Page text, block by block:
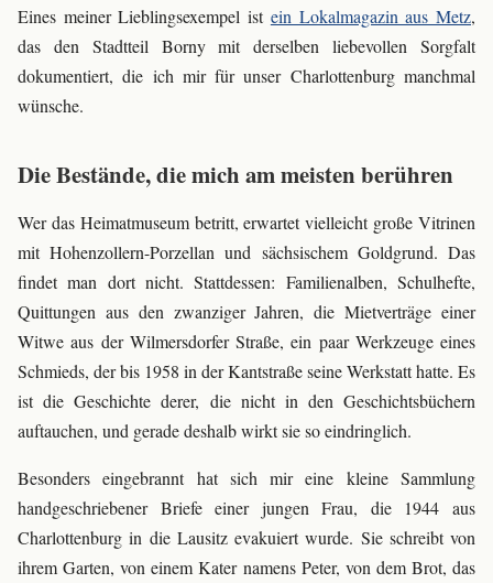
Eines meiner Lieblingsexempel ist ein Lokalmagazin aus Metz,
das den Stadtteil Borny mit derselben liebevollen Sorgfalt
dokumentiert, die ich mir für unser Charlottenburg manchmal
wünsche.
Die Bestände, die mich am meisten berühren
Wer das Heimatmuseum betritt, erwartet vielleicht große Vitrinen
mit Hohenzollern-Porzellan und sächsischem Goldgrund. Das
findet man dort nicht. Stattdessen: Familienalben, Schulhefte,
Quittungen aus den zwanziger Jahren, die Mietverträge einer
Witwe aus der Wilmersdorfer Straße, ein paar Werkzeuge eines
Schmieds, der bis 1958 in der Kantstraße seine Werkstatt hatte. Es
ist die Geschichte derer, die nicht in den Geschichtsbüchern
auftauchen, und gerade deshalb wirkt sie so eindringlich.
Besonders eingebrannt hat sich mir eine kleine Sammlung
handgeschriebener Briefe einer jungen Frau, die 1944 aus
Charlottenburg in die Lausitz evakuiert wurde. Sie schreibt von
ihrem Garten, von einem Kater namens Peter, von dem Brot, das